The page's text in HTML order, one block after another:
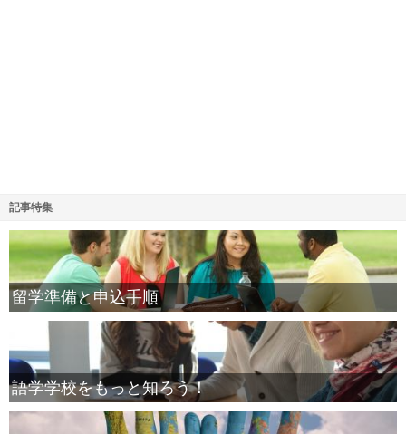
記事特集
留学準備と申込手順
語学学校をもっと知ろう！